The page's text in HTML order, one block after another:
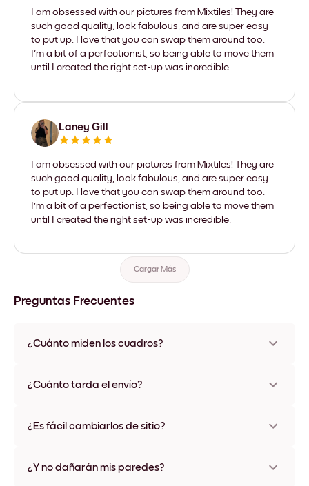
I am obsessed with our pictures from Mixtiles! They are
such good quality, look fabulous, and are super easy
to put up. I love that you can swap them around too.
I'm a bit of a perfectionist, so being able to move them
until I created the right set-up was incredible.
Laney Gill
I am obsessed with our pictures from Mixtiles! They are
such good quality, look fabulous, and are super easy
to put up. I love that you can swap them around too.
I'm a bit of a perfectionist, so being able to move them
until I created the right set-up was incredible.
Cargar Más
Preguntas Frecuentes
¿Cuánto miden los cuadros?
varios materiales y colores de marco, incluidas opciones sin
¿Cuánto tarda el envío?
disponibles en algunos países. Te enviaremos un número de
¿Es fácil cambiarlos de sitio?
ningún daño
¿Y no dañarán mis paredes?